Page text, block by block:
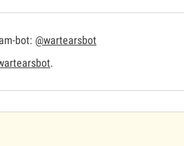
bot: @wartearsbot
.